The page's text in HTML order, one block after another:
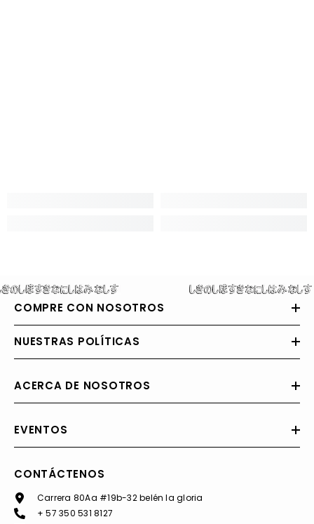
COMPRE CON NOSOTROS
NUESTRAS POLÍTICAS
ACERCA DE NOSOTROS
EVENTOS
CONTÁCTENOS
Carrera 80Aa #19b-32 belén la gloria
+ 57 350 531 8127